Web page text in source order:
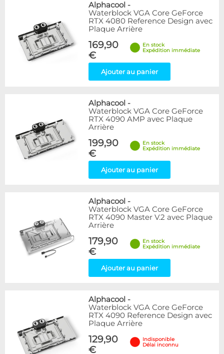
Alphacool -
Waterblock VGA Core GeForce
RTX 4080 Reference Design avec
Plaque Arrière
169,90
€
En stock
Expédition immédiate
Ajouter au panier
Alphacool -
Waterblock VGA Core GeForce
RTX 4090 AMP avec Plaque
Arrière
199,90
€
En stock
Expédition immédiate
Ajouter au panier
Alphacool -
Waterblock VGA Core GeForce
RTX 4090 Master V.2 avec Plaque
Arrière
179,90
€
En stock
Expédition immédiate
Ajouter au panier
Alphacool -
Waterblock VGA Core GeForce
RTX 4090 Reference Design avec
Plaque Arrière
129,90
€
Indisponible
Délai inconnu